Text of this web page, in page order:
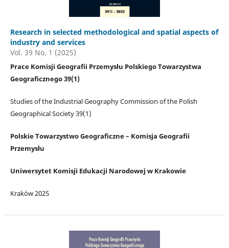
Research in selected methodological and spatial aspects of
industry and services
Vol. 39 No. 1 (2025)
Prace Komisji Geografii Przemysłu Polskiego Towarzystwa
Geograficznego 39(1)
Studies of the Industrial Geography Commission of the Polish
Geographical Society 39(1)
Polskie Towarzystwo Geograficzne – Komisja Geografii
Przemysłu
Uniwersytet Komisji Edukacji Narodowej w Krakowie
Kraków 2025